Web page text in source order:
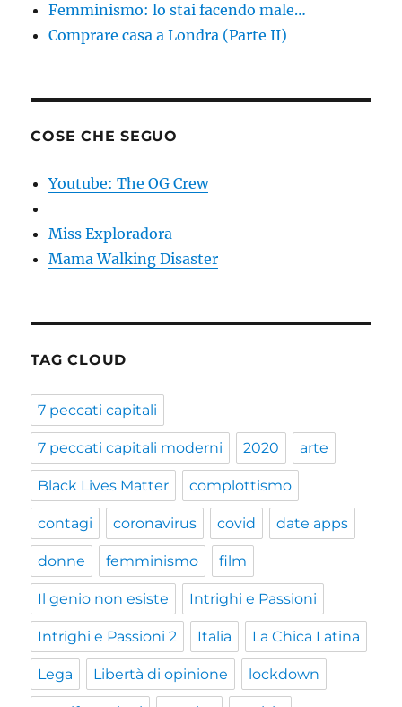
Femminismo: lo stai facendo male…
Comprare casa a Londra (Parte II)
COSE CHE SEGUO
Youtube: The OG Crew
Miss Exploradora
Mama Walking Disaster
TAG CLOUD
7 peccati capitali
7 peccati capitali moderni 2020 arte
Black Lives Matter complottismo
contagi coronavirus covid date apps
donne femminismo film
Il genio non esiste Intrighi e Passioni
Intrighi e Passioni 2 Italia La Chica Latina
Lega Libertà di opinione lockdown